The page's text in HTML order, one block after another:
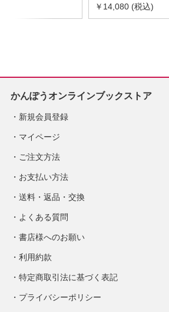
令和8年度版
※2026年8月下旬発
￥14,080 (税込)
かんぽうオンラインブックストア
新規会員登録
マイページ
ご注文方法
お支払い方法
送料・返品・交換
よくある質問
書店様へのお願い
利用約款
特定商取引法に基づく表記
プライバシーポリシー